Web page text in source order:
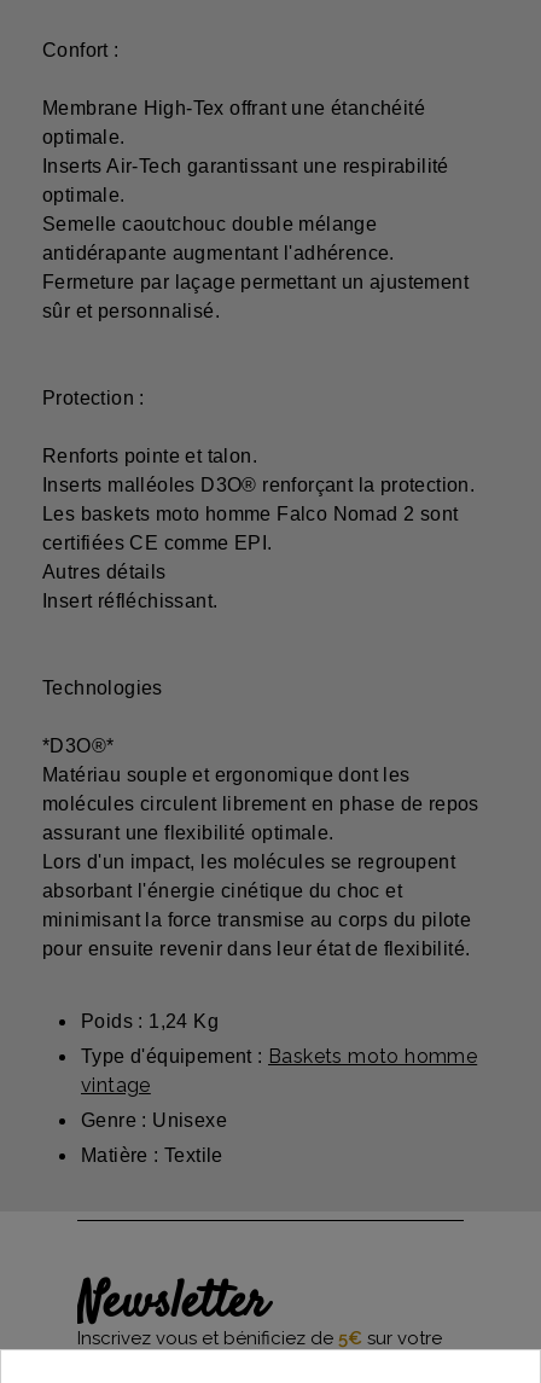
Confort :
Membrane High-Tex offrant une étanchéité
optimale.
Inserts Air-Tech garantissant une respirabilité
optimale.
Semelle caoutchouc double mélange
antidérapante augmentant l'adhérence.
Fermeture par laçage permettant un ajustement
sûr et personnalisé.
Protection :
Renforts pointe et talon.
Inserts malléoles D3O® renforçant la protection.
Les baskets moto homme Falco Nomad 2 sont
certifiées CE comme EPI.
Autres détails
Insert réfléchissant.
Technologies
*D3O®*
Matériau souple et ergonomique dont les
molécules circulent librement en phase de repos
assurant une flexibilité optimale.
Lors d'un impact, les molécules se regroupent
absorbant l'énergie cinétique du choc et
minimisant la force transmise au corps du pilote
pour ensuite revenir dans leur état de flexibilité.
Poids : 1,24 Kg
Type d'équipement : Baskets moto homme
vintage
Genre : Unisexe
Matière : Textile
Newsletter
Inscrivez vous et bénificiez de 5€ sur votre